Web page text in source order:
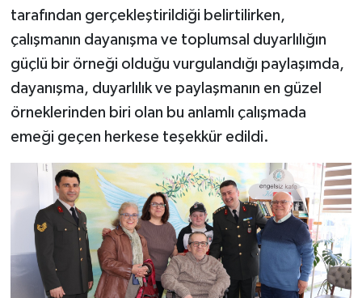
tarafından gerçekleştirildiği belirtilirken,
çalışmanın dayanışma ve toplumsal duyarlılığın
güçlü bir örneği olduğu vurgulandığı paylaşımda,
dayanışma, duyarlılık ve paylaşmanın en güzel
örneklerinden biri olan bu anlamlı çalışmada
emeği geçen herkese teşekkür edildi.